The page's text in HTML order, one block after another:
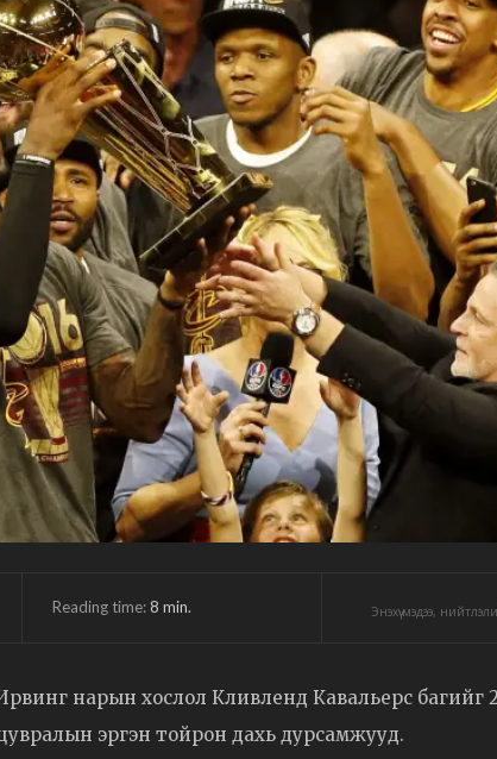
Reading time:8 min. Энэхүү мэдээ,
нарын хослол Кливленд Кавальерс багийг
цувралын эргэн тойрон дахь дурсамжууд.